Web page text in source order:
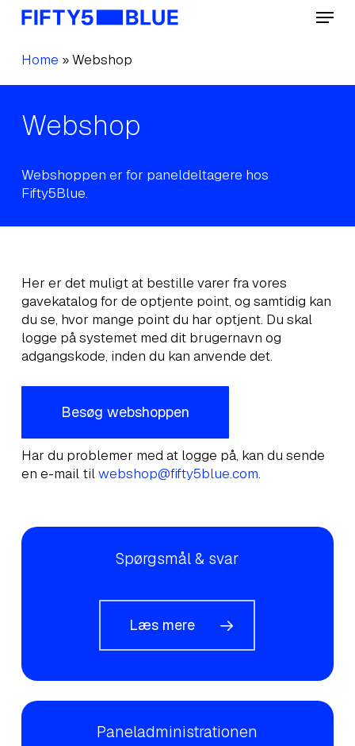
Skip
content
Menu
Home »Webshop
Webshop
Webshoppen er for paneldeltagere hos
Fifty5Blue.
Her er det muligt at bestille varer fra vores
gavekatalog for de optjente point, og samtidig kan
du se, hvor mange point du har optjent. Du skal
logge på systemet med dit brugernavn og
adgangskode, inden du kan anvende det.
Besøg webshoppen
Har du problemer med at logge på, kan du sende
en e-mail tilwebshop@fifty5blue.com.
Spørgsmål & svar
Læs mere
Paneladministrationen